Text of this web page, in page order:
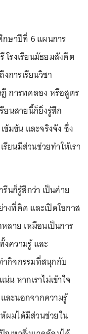
ษาปีที่ 6 แผนการ
รงเรียนมัธยมสังคีต
การเรียนวิชา
การทดลอง หรือสูตร
ยนสายนี้ก็ยิ่งรู้สึก
มข้น และจริงจัง ซึ่ง
ยนมีส่วนช่วยทำให้เรา
รีนก็รู้สึกว่า เป็นค่าย
งที่คิด และเปิดโอกาส
ลาย เหมือนเป็นการ
งความรู้ และ
ำกิจกรรมที่สนุกกับ
น หากเราไม่เข้าใจ
ละนอกจากความรู้
ผมได้มีส่วนช่วยใน